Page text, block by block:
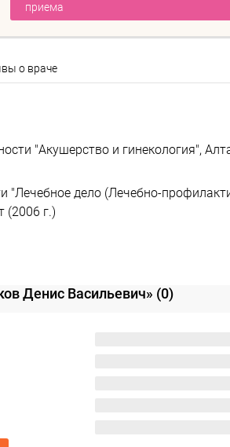
приема
о враче
"Акушерство и гинекология",
"Лечебное дело (Лечебно-
(2006 г.)
Денис Васильевич» (0)